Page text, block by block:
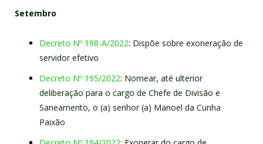
Setembro
Decreto Nº 198-A/2022: Dispõe sobre exoneração de
servidor efetivo
Decreto Nº 195/2022: Nomear, até ulterior
deliberação para o cargo de Chefe de Divisão e
Saneamento, o (a) senhor (a) Manoel da Cunha
Paixão